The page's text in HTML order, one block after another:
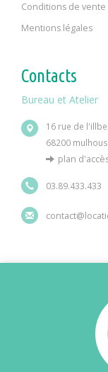
Conditions de vente
Mentions légales
Contacts
Bureau et Atelier
16 rue de
68200
plan
03.89.433.433